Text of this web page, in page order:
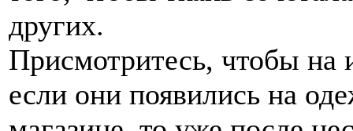
других.
Присмотритесь, чтобы на
если они появились на